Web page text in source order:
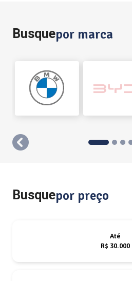
Busquepor marca
templates.template-
Busquepor preço
Até
R$ 30.000